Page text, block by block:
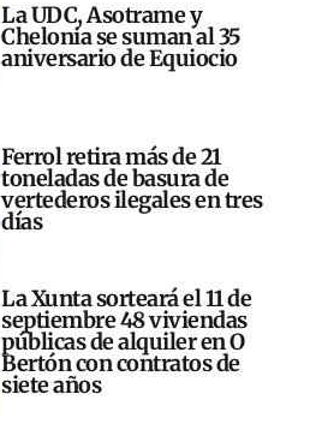
La UDC, Asotrame y
Chelonia se suman al 35
aniversario de Equiocio
Ferrol retira más de 21
toneladas de basura de
vertederos ilegales en tres
días
La Xunta sorteará el 11 de
septiembre 48 viviendas
públicas de alquiler en O
Bertón con contratos de
siete años